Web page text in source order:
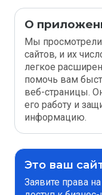
О
Мы
сайтов, и их
легкое
помочь вам
веб-страницы.
его работу и
информацию.
Это ваш
Заявите права